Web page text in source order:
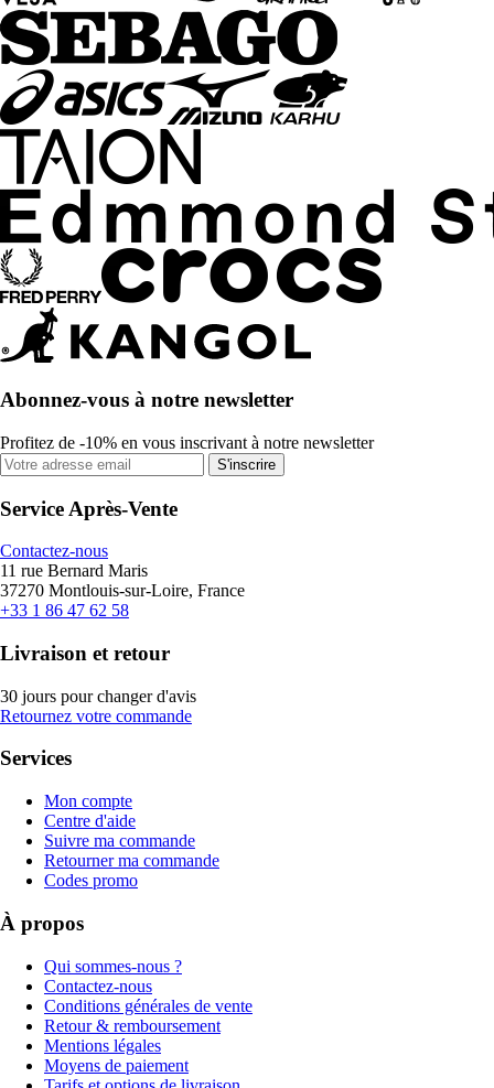
Abonnez-vous à notre newsletter
Profitez de -10% en vous inscrivant à notre newsletter
S'inscrire
Service Après-Vente
Contactez-nous
11 rue Bernard Maris
37270 Montlouis-sur-Loire, France
+33 1 86 47 62 58
Livraison et retour
30 jours pour changer d'avis
Retournez votre commande
Services
Mon compte
Centre d'aide
Suivre ma commande
Retourner ma commande
Codes promo
À propos
Qui sommes-nous ?
Contactez-nous
Conditions générales de vente
Retour & remboursement
Mentions légales
Moyens de paiement